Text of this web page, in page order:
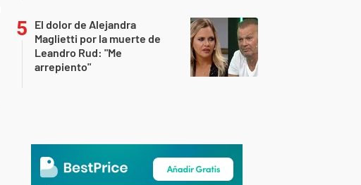
El dolor de Alejandra
Maglietti por la muerte de
Leandro Rud: "Me
arrepiento"